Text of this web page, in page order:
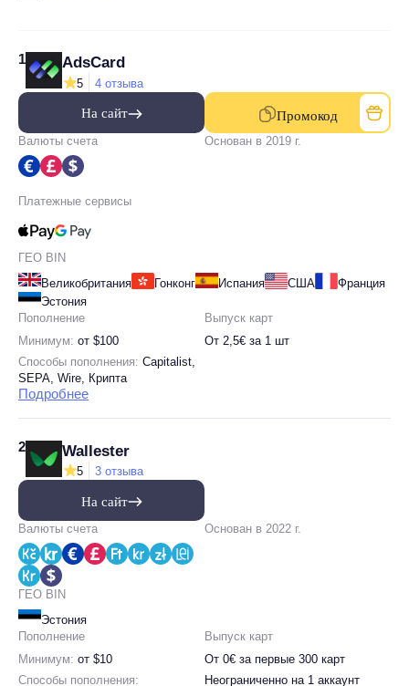
1 AdsCard
5 4 отзыва
На сайт Промокод
Валюты счета Основан в 2019 г.
Платежные сервисы
ГЕО BIN
Великобритания
Гонконг Испания США
Франция
Эстония
Пополнение
Минимум: от $100
Способы пополнения: Capitalist,
SEPA, Wire, Крипта
Выпуск карт
От 2,5€ за 1 шт
Подробнее
2 Wallester
5 3 отзыва
На сайт
Валюты счета Основан в 2022 г.
ГЕО BIN
Эстония
Пополнение
Минимум: от $10
Способы пополнения:
Выпуск карт
От 0€ за первые 300 карт
Неограниченно на 1 аккаунт